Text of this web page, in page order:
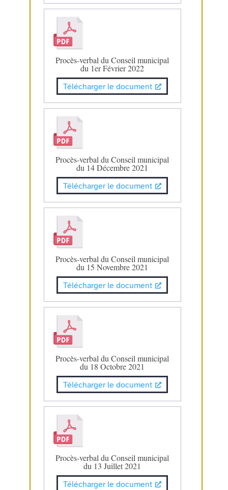
Procès-verbal du Conseil municipal
du 1er Février 2022
Télécharger le document
Procès-verbal du Conseil municipal
du 14 Décembre 2021
Télécharger le document
Procès-verbal du Conseil municipal
du 15 Novembre 2021
Télécharger le document
Procès-verbal du Conseil municipal
du 18 Octobre 2021
Télécharger le document
Procès-verbal du Conseil municipal
du 13 Juillet 2021
Télécharger le document